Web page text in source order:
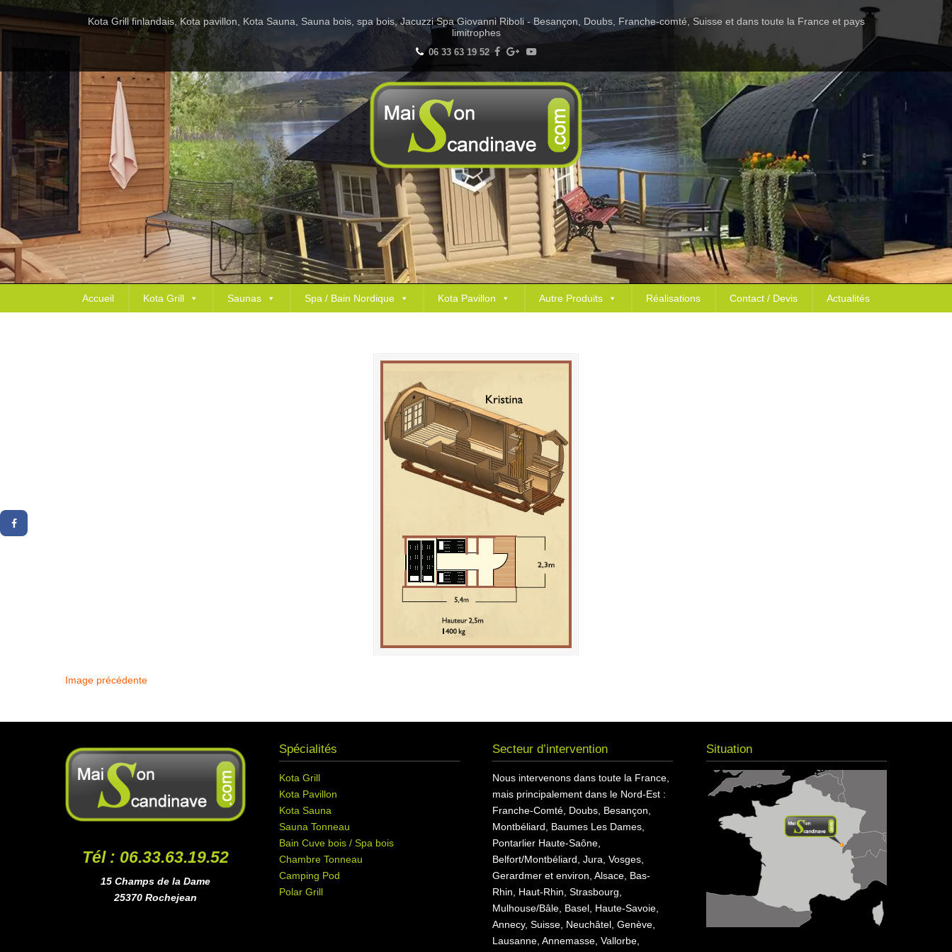
Kota Grill finlandais, Kota pavillon, Kota Sauna, Sauna bois, spa bois, Jacuzzi Spa Giovanni Riboli - Besançon, Doubs, Franche-comté, Suisse et dans toute la France et pays
limitrophes
06 33 63 19 52
Accueil Kota Grill Saunas Spa / Bain Nordique Kota Pavillon Autre Produits Réalisations Contact / Devis Actualités
Image précédente
Tél : 06.33.63.19.52
15 Champs de la Dame
25370 Rochejean
Spécialités
Kota Grill
Kota Pavillon
Kota Sauna
Sauna Tonneau
Bain Cuve bois / Spa bois
Chambre Tonneau
Camping Pod
Polar Grill
Secteur d’intervention
Nous intervenons dans toute la France,
mais principalement dans le Nord-Est :
Franche-Comté, Doubs, Besançon,
Montbéliard, Baumes Les Dames,
Pontarlier Haute-Saône,
Belfort/Montbéliard, Jura, Vosges,
Gerardmer et environ, Alsace, Bas-
Rhin, Haut-Rhin, Strasbourg,
Mulhouse/Bâle, Basel, Haute-Savoie,
Annecy, Suisse, Neuchâtel, Genève,
Lausanne, Annemasse, Vallorbe,
Situation